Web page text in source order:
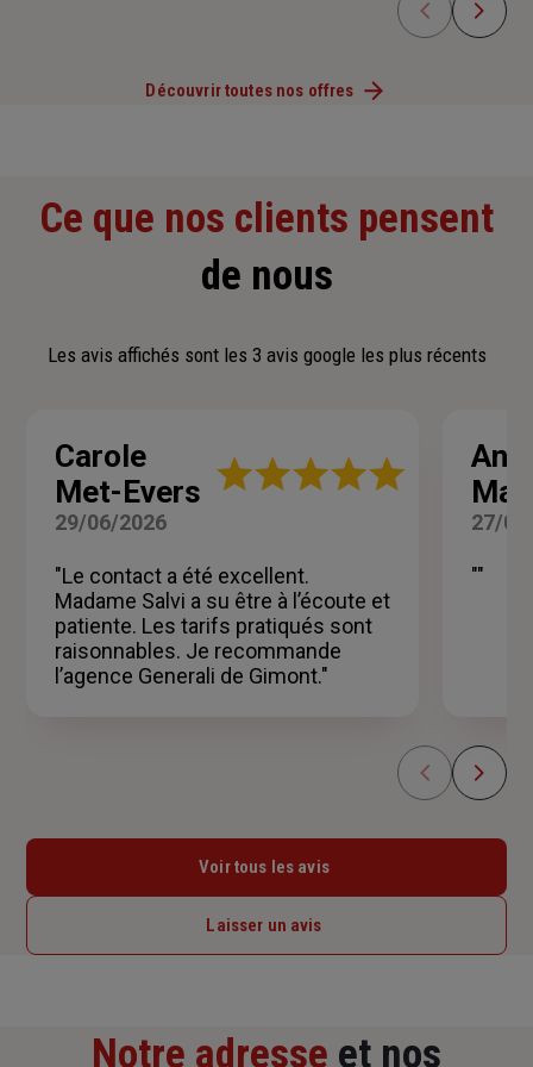
Découvrir toutes nos offres
Ce que nos clients pensent
de nous
Les avis affichés sont les 3 avis google les plus récents
Carole
Met-Evers
Note
étoiles
29/06/2026
"Le contact a été excellent.
Madame Salvi a su être à l’écoute et
patiente. Les tarifs pratiqués sont
raisonnables. Je recommande
l’agence Generali de Gimont."
27/
""
Voir tous les avis
Laisser un avis
Notre adresse et nos